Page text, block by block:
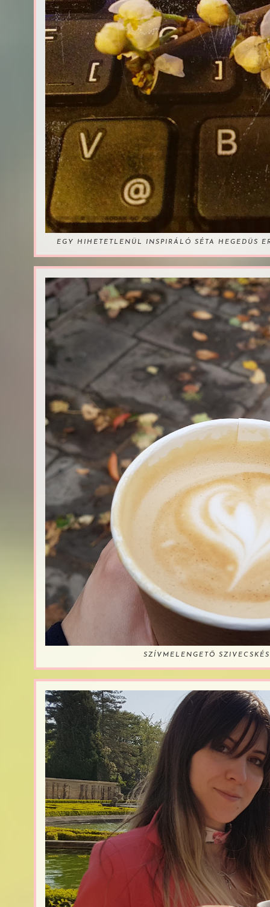
EGY HIHETETLENÜL INSPIRÁLÓ SÉTA HEGEDÜS
SZÍVMELENGETŐ